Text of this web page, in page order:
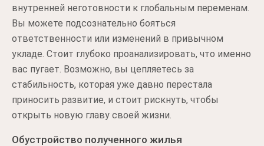
внутренней неготовности к глобальным переменам.
Вы можете подсознательно бояться
ответственности или изменений в привычном
укладе. Стоит глубоко проанализировать, что именно
вас пугает. Возможно, вы цепляетесь за
стабильность, которая уже давно перестала
приносить развитие, и стоит рискнуть, чтобы
открыть новую главу своей жизни.
Обустройство полученного жилья